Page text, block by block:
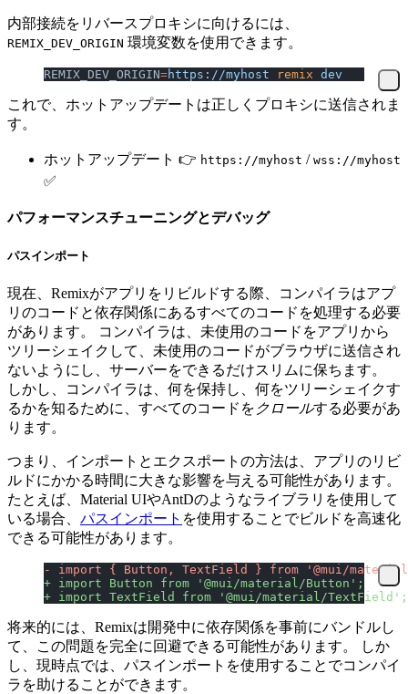
内部接続をリバースプロキシに向けるには、
REMIX_DEV_ORIGIN 環境変数を使用できます。
REMIX_DEV_ORIGIN=https://myhost remix dev
これで、ホットアップデートは正しくプロキシに送信されま
す。
ホットアップデート 👉 https://myhost / wss://myhost
✅
パフォーマンスチューニングとデバッグ
パスインポート
現在、Remixがアプリをリビルドする際、コンパイラはアプ
リのコードと依存関係にあるすべてのコードを処理する必要
があります。 コンパイラは、未使用のコードをアプリから
ツリーシェイクして、未使用のコードがブラウザに送信され
ないようにし、サーバーをできるだけスリムに保ちます。
しかし、コンパイラは、何を保持し、何をツリーシェイクす
るかを知るために、すべてのコードを クロールする必要があ
ります。
つまり、インポートとエクスポートの方法は、アプリのリビ
ルドにかかる時間に大きな影響を与える可能性があります。
たとえば、Material UIやAntDのようなライブラリを使用して
いる場合、 パスインポート を使用することでビルドを高速化
できる可能性があります。
- import { Button, TextField } from '@mui/
+ import Button from '@mui/material/Button';
+ import TextField from '@mui/material/TextField';
将来的には、Remixは開発中に依存関係を事前にバンドルし
て、この問題を完全に回避できる可能性があります。 しか
し、現時点では、パスインポートを使用することでコンパイ
ラを助けることができます。